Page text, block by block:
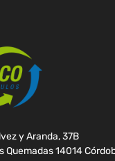
y Aranda, 37B
Quemadas 14014